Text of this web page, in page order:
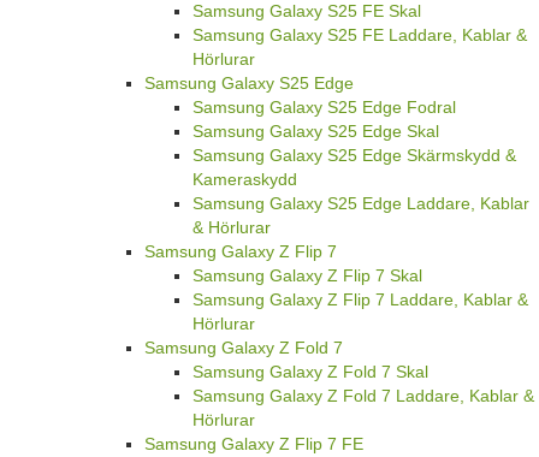
Samsung Galaxy S25 FE Skal
Samsung Galaxy S25 FE Laddare, Kablar &
Hörlurar
Samsung Galaxy S25 Edge
Samsung Galaxy S25 Edge Fodral
Samsung Galaxy S25 Edge Skal
Samsung Galaxy S25 Edge Skärmskydd &
Kameraskydd
Samsung Galaxy S25 Edge Laddare, Kablar
& Hörlurar
Samsung Galaxy Z Flip 7
Samsung Galaxy Z Flip 7 Skal
Samsung Galaxy Z Flip 7 Laddare, Kablar &
Hörlurar
Samsung Galaxy Z Fold 7
Samsung Galaxy Z Fold 7 Skal
Samsung Galaxy Z Fold 7 Laddare, Kablar &
Hörlurar
Samsung Galaxy Z Flip 7 FE